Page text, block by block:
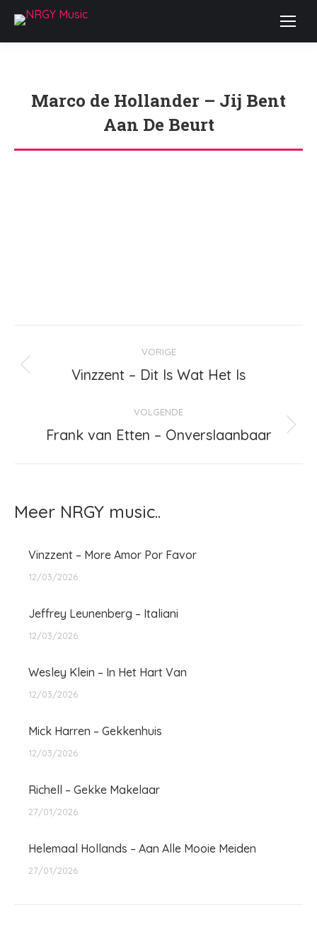
Marco de Hollander – Jij Bent
Aan De Beurt
Je bent hier:
navigatie
VORIGE
Vorig
Vinzzent – Dit Is Wat Het Is
VOLGENDE
Volgend
Frank van Etten – Onverslaanbaar
Meer NRGY music..
Vinzzent – More Amor Por Favor
12/03/2026
Jeffrey Leunenberg – Italiani
12/03/2026
Wesley Klein – In Het Hart Van
12/03/2026
Mick Harren – Gekkenhuis
12/03/2026
Richell – Gekke Makelaar
27/01/2026
Helemaal Hollands – Aan Alle Mooie Meiden
27/01/2026